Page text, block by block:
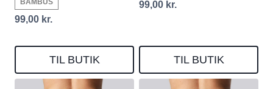
99,00 kr.
TIL BUTIK
99,00 kr.
TIL BUTIK